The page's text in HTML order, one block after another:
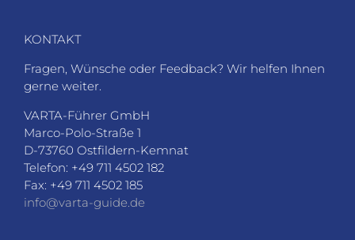
KONTAKT
Fragen, Wünsche oder Feedback? Wir helfen Ihnen
gerne weiter.
VARTA-Führer GmbH
Marco-Polo-Straße 1
D-73760 Ostfildern-Kemnat
Telefon: +49 711 4502 182
Fax: +49 711 4502 185
info@varta-guide.de